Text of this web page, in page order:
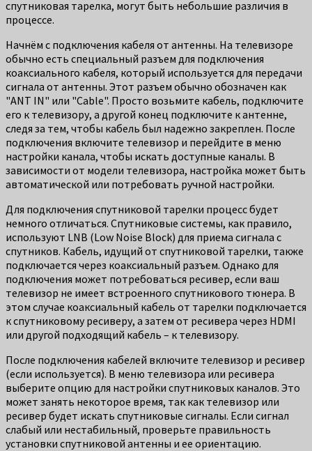
спутниковая тарелка, могут быть небольшие различия в
процессе.
Начнём с подключения кабеля от антенны. На телевизоре
обычно есть специальный разъем для подключения
коаксиального кабеля, который используется для передачи
сигнала от антенны. Этот разъем обычно обозначен как
"ANT IN" или "Cable". Просто возьмите кабель, подключите
его к телевизору, а другой конец подключите к антенне,
следя за тем, чтобы кабель был надежно закреплен. После
подключения включите телевизор и перейдите в меню
настройки канала, чтобы искать доступные каналы. В
зависимости от модели телевизора, настройка может быть
автоматической или потребовать ручной настройки.
Для подключения спутниковой тарелки процесс будет
немного отличаться. Спутниковые системы, как правило,
используют LNB (Low Noise Block) для приема сигнала с
спутников. Кабель, идущий от спутниковой тарелки, также
подключается через коаксиальный разъем. Однако для
подключения может потребоваться ресивер, если ваш
телевизор не имеет встроенного спутникового тюнера. В
этом случае коаксиальный кабель от тарелки подключается
к спутниковому ресиверу, а затем от ресивера через HDMI
или другой подходящий кабель – к телевизору.
После подключения кабелей включите телевизор и ресивер
(если используется). В меню телевизора или ресивера
выберите опцию для настройки спутниковых каналов. Это
может занять некоторое время, так как телевизор или
ресивер будет искать спутниковые сигналы. Если сигнал
слабый или нестабильный, проверьте правильность
установки спутниковой антенны и ее ориентацию.